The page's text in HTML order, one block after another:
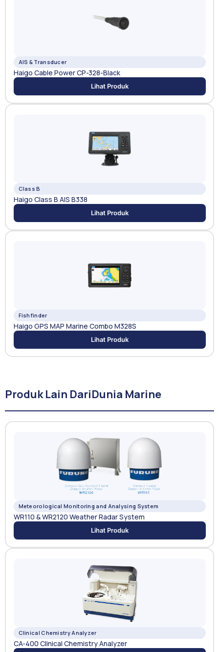
AIS & Transducer
Haigo Cable Power CP-328-Black
Lihat Produk
Class B
Haigo Class B AIS B338
Lihat Produk
Fishfinder
Haigo GPS MAP Marine Combo M328S
Lihat Produk
Produk Lain DariDunia Marine
Meteorological Monitoring and Analysing System
WR110 & WR2120 Weather Radar System
Lihat Produk
Clinical Chemistry Analyzer
CA-400 Clinical Chemistry Analyzer